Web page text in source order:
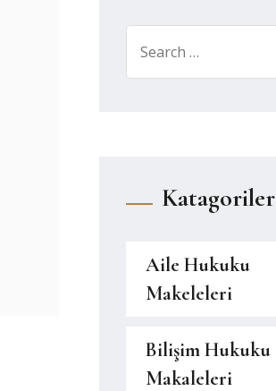
for:
Katagoriler
Aile Hukuku
Makeleleri
Bilişim Hukuku
Makaleleri